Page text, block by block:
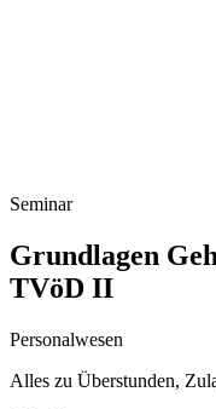
Seminar
Grundlagen
TVöD II
Personalwesen
Alles zu Überstunden,